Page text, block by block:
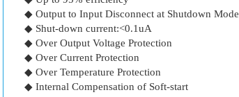
◆ Output to Input Disconnect at Shutdown Mode
◆ Shut-down current:<0.1uA
◆ Over Output Voltage Protection
◆ Over Current Protection
◆ Over Temperature Protection
◆ Internal Compensation of Soft-start